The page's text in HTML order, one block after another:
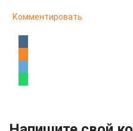
Комментировать